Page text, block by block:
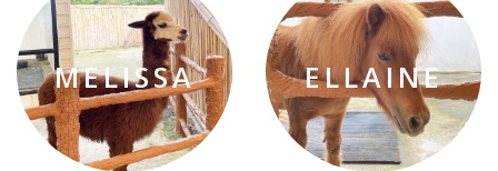
MELISSA ELLAINE